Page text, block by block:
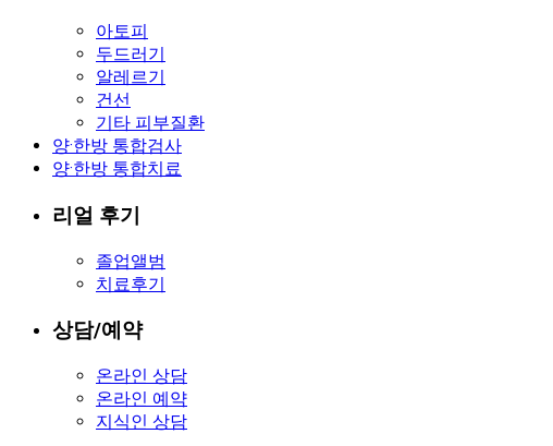
아토피
두드러기
알레르기
건선
기타 피부질환
양·한방 통합검사
양·한방 통합치료
리얼 후기
졸업앨범
치료후기
상담/예약
온라인 상담
온라인 예약
지식인 상담